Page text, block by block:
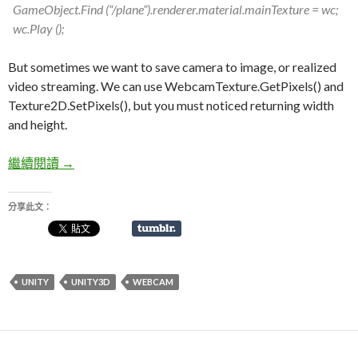
GameObject.Find (“/plane”).renderer.material.mainTexture = wc;
wc.Play ();
But sometimes we want to save camera to image, or realized
video streaming. We can use WebcamTexture.GetPixels() and
Texture2D.SetPixels(), but you must noticed returning width
and height.
繼續閱讀 Unity3d : WebCamTexture Convert To Texture2D
→
分享此文：
UNITY UNITY3D WEBCAM